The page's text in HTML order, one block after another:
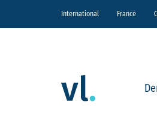
International France